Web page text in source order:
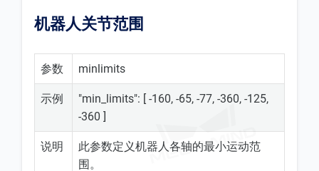
机器人关节范围
参数 minlimits
示例
"min_limits": [ -160, -65, -77, -360, -125,
-360 ]
说明
此参数定义机器人各轴的最小运动范
围。